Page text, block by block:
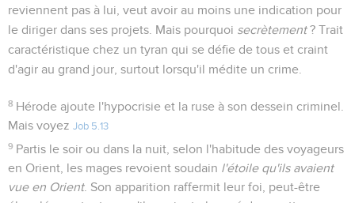
reviennent pas à lui, veut avoir au moins une indication pour
le diriger dans ses projets. Mais pourquoi secrètement? Trait
caractéristique chez un tyran qui se défie de tous et craint
d'agir au grand jour, surtout lorsqu'il médite un crime.
8 Hérode ajoute l'hypocrisie et la ruse à son dessein criminel.
Mais voyez Job 5.13
9 Partis le soir ou dans la nuit, selon l'habitude des voyageurs
en Orient, les mages revoient soudain l'étoile qu'ils avaient
vue en Orient. Son apparition raffermit leur foi, peut-être